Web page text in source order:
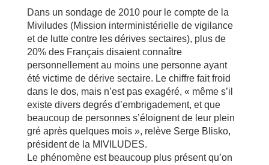
Dans un sondage de 2010 pour le compte de la
Miviludes (Mission interministérielle de vigilance
et de lutte contre les dérives sectaires), plus de
20% des Français disaient connaître
personnellement au moins une personne ayant
été victime de dérive sectaire. Le chiffre fait froid
dans le dos, mais n’est pas exagéré, « même s’il
existe divers degrés d’embrigadement, et que
beaucoup de personnes s’éloignent de leur plein
gré après quelques mois », relève Serge Blisko,
président de la MIVILUDES.
Le phénomène est beaucoup plus présent qu’on